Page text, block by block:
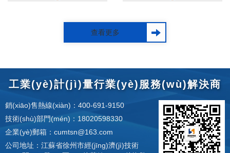
查看更多
工業(yè)計(jì)量行業(yè)服務(wù)解決商
銷(xiāo)售熱線(xiàn)：400-691-9150
技術(shù)部門(mén)：18020598330
企業(yè)郵箱：cumtsn@163.com
公司地址：江蘇省徐州市經(jīng)濟(jì)技術